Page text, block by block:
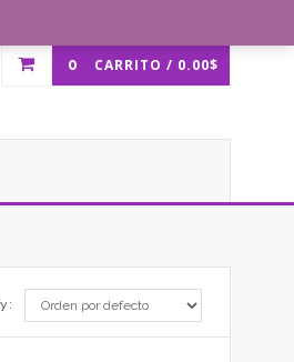
0 CARRITO / 0.00$